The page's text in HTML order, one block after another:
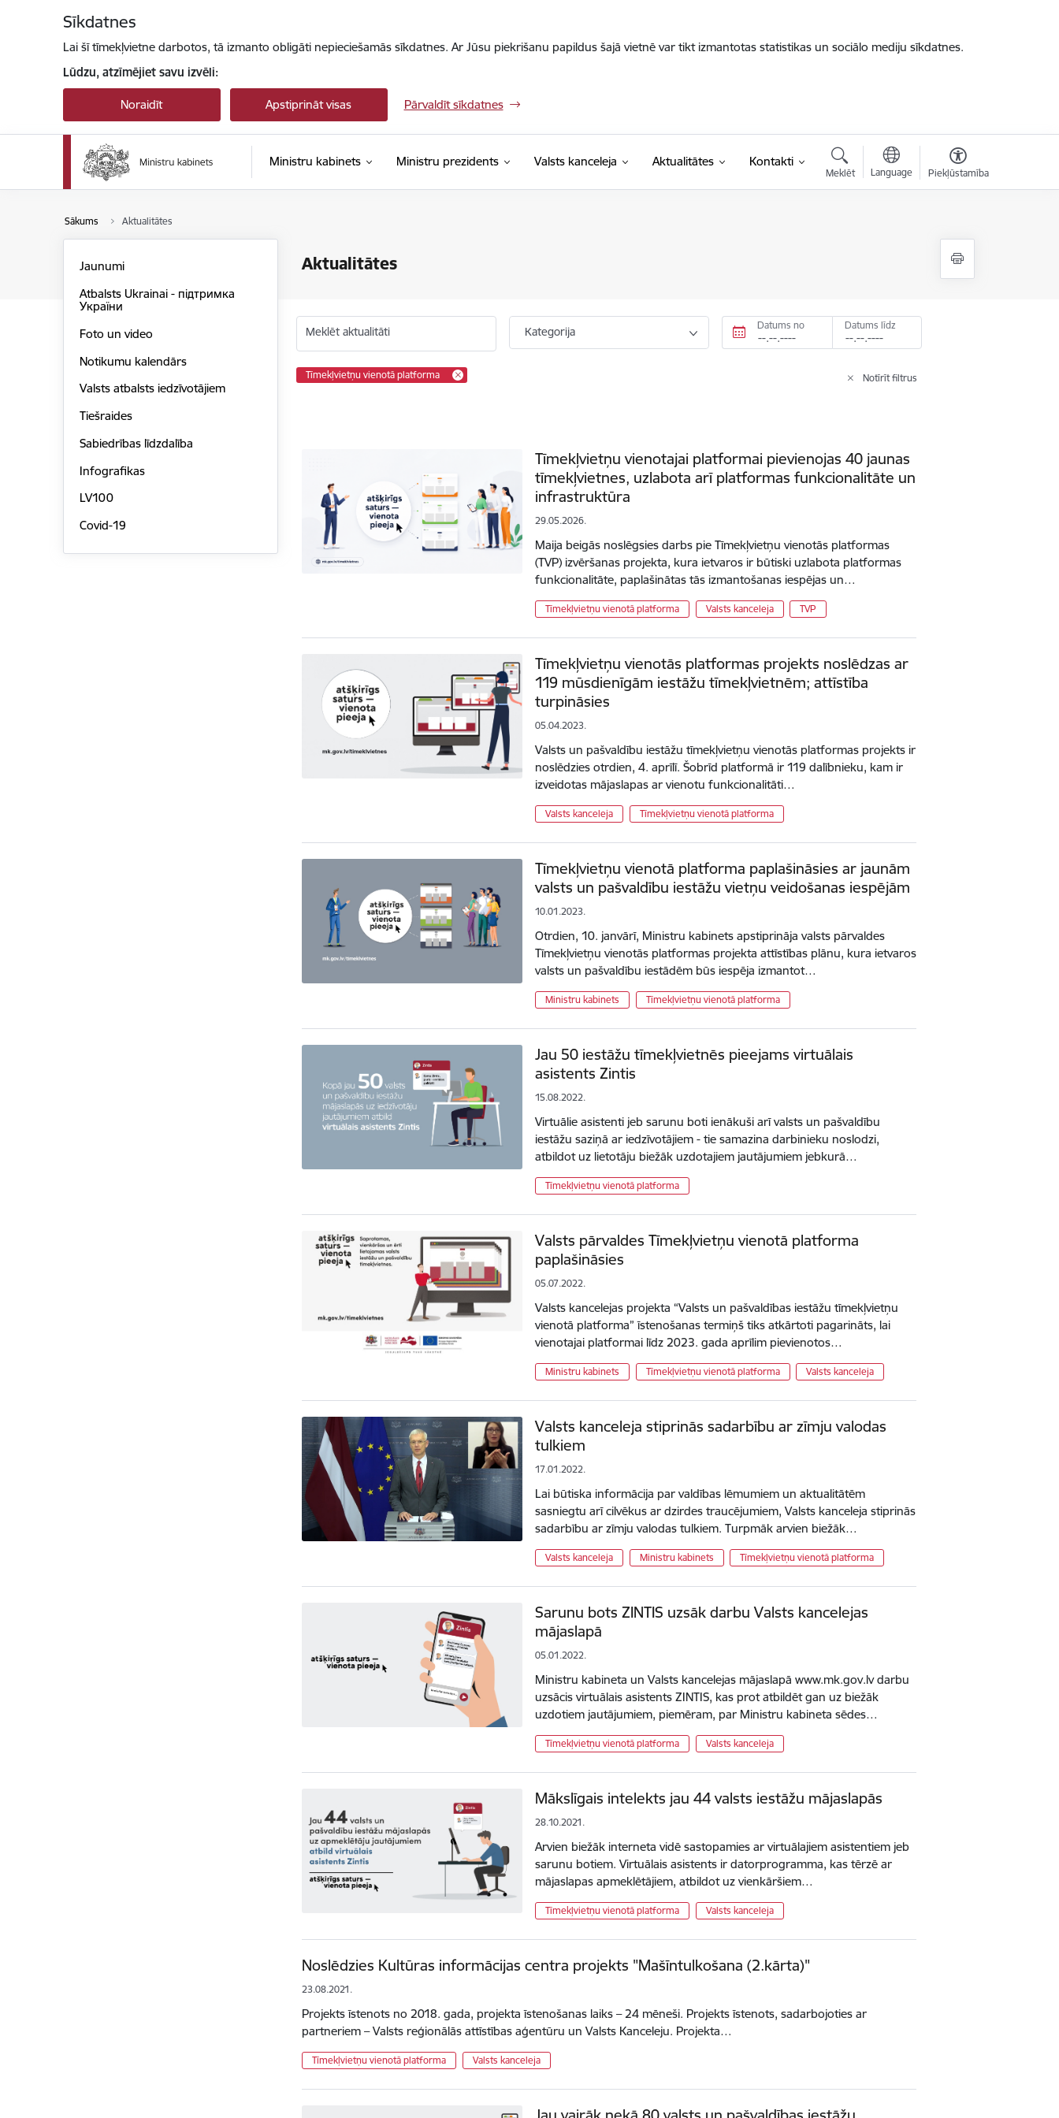
Sīkdatnes
Lai šī tīmekļvietne darbotos, tā izmanto obligāti nepieciešamās sīkdatnes. Ar Jūsu piekrišanu papildus šajā vietnē var tikt izmantotas statistikas un sociālo mediju sīkdatnes.
Lūdzu, atzīmējiet savu izvēli:
Noraidīt Apstiprināt visas Pārvaldīt sīkdatnes
Ministru kabinets Ministru prezidents Valsts kanceleja Aktualitātes Kontakti
Meklēt Language Piekļūstamība
Sākums Aktualitātes
Aktualitātes
Jaunumi
Atbalsts Ukrainai - підтримка
України
Foto un video
Notikumu kalendārs
Valsts atbalsts iedzīvotājiem
Tiešraides
Sabiedrības līdzdalība
Infografikas
LV100
Covid-19
Meklēt aktualitāti Kategorija Datums no Datums līdz
Tīmekļvietņu vienotā platforma Notīrīt filtrus
Tīmekļvietņu vienotajai platformai pievienojas 40 jaunas
tīmekļvietnes, uzlabota arī platformas funkcionalitāte un
infrastruktūra
29.05.2026.
Maija beigās noslēgsies darbs pie Tīmekļvietņu vienotās platformas
(TVP) izvēršanas projekta, kura ietvaros ir būtiski uzlabota platformas
funkcionalitāte, paplašinātas tās izmantošanas iespējas un…
Tīmekļvietņu vienotā platforma Valsts kanceleja TVP
Tīmekļvietņu vienotās platformas projekts noslēdzas ar
119 mūsdienīgām iestāžu tīmekļvietnēm; attīstība
turpināsies
05.04.2023.
Valsts un pašvaldību iestāžu tīmekļvietņu vienotās platformas projekts ir
noslēdzies otrdien, 4. aprīlī. Šobrīd platformā ir 119 dalībnieku, kam ir
izveidotas mājaslapas ar vienotu funkcionalitāti…
Valsts kanceleja Tīmekļvietņu vienotā platforma
Tīmekļvietņu vienotā platforma paplašināsies ar jaunām
valsts un pašvaldību iestāžu vietņu veidošanas iespējām
10.01.2023.
Otrdien, 10. janvārī, Ministru kabinets apstiprināja valsts pārvaldes
Tīmekļvietņu vienotās platformas projekta attīstības plānu, kura ietvaros
valsts un pašvaldību iestādēm būs iespēja izmantot…
Ministru kabinets Tīmekļvietņu vienotā platforma
Jau 50 iestāžu tīmekļvietnēs pieejams virtuālais
asistents Zintis
15.08.2022.
Virtuālie asistenti jeb sarunu boti ienākuši arī valsts un pašvaldību
iestāžu saziņā ar iedzīvotājiem - tie samazina darbinieku noslodzi,
atbildot uz lietotāju biežāk uzdotajiem jautājumiem jebkurā…
Tīmekļvietņu vienotā platforma
Valsts pārvaldes Tīmekļvietņu vienotā platforma
paplašināsies
05.07.2022.
Valsts kancelejas projekta “Valsts un pašvaldības iestāžu tīmekļvietņu
vienotā platforma” īstenošanas termiņš tiks atkārtoti pagarināts, lai
vienotajai platformai līdz 2023. gada aprīlim pievienotos…
Ministru kabinets Tīmekļvietņu vienotā platforma Valsts kanceleja
Valsts kanceleja stiprinās sadarbību ar zīmju valodas
tulkiem
17.01.2022.
Lai būtiska informācija par valdības lēmumiem un aktualitātēm
sasniegtu arī cilvēkus ar dzirdes traucējumiem, Valsts kanceleja stiprinās
sadarbību ar zīmju valodas tulkiem. Turpmāk arvien biežāk…
Valsts kanceleja Ministru kabinets Tīmekļvietņu vienotā platforma
Sarunu bots ZINTIS uzsāk darbu Valsts kancelejas
mājaslapā
05.01.2022.
Ministru kabineta un Valsts kancelejas mājaslapā www.mk.gov.lv darbu
uzsācis virtuālais asistents ZINTIS, kas prot atbildēt gan uz biežāk
uzdotiem jautājumiem, piemēram, par Ministru kabineta sēdes…
Tīmekļvietņu vienotā platforma Valsts kanceleja
Mākslīgais intelekts jau 44 valsts iestāžu mājaslapās
28.10.2021.
Arvien biežāk interneta vidē sastopamies ar virtuālajiem asistentiem jeb
sarunu botiem. Virtuālais asistents ir datorprogramma, kas tērzē ar
mājaslapas apmeklētājiem, atbildot uz vienkāršiem…
Tīmekļvietņu vienotā platforma Valsts kanceleja
Noslēdzies Kultūras informācijas centra projekts "Mašīntulkošana (2.kārta)"
23.08.2021.
Projekts īstenots no 2018. gada, projekta īstenošanas laiks – 24 mēneši. Projekts īstenots, sadarbojoties ar
partneriem – Valsts reģionālās attīstības aģentūru un Valsts Kanceleju. Projekta…
Tīmekļvietņu vienotā platforma Valsts kanceleja